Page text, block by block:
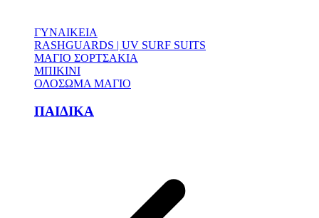
ΓΥΝΑΙΚΕΙΑ
RASHGUARDS | UV SURF SUITS
ΜΑΓΙΟ ΣΟΡΤΣΑΚΙΑ
ΜΠΙΚΙΝΙ
ΟΛΟΣΩΜΑ ΜΑΓΙΟ
ΠΑΙΔΙΚΑ